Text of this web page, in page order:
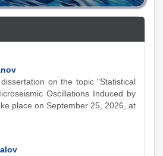
on the topic "Statistical
Oscillations Induced by
place on September 25, 2026, at